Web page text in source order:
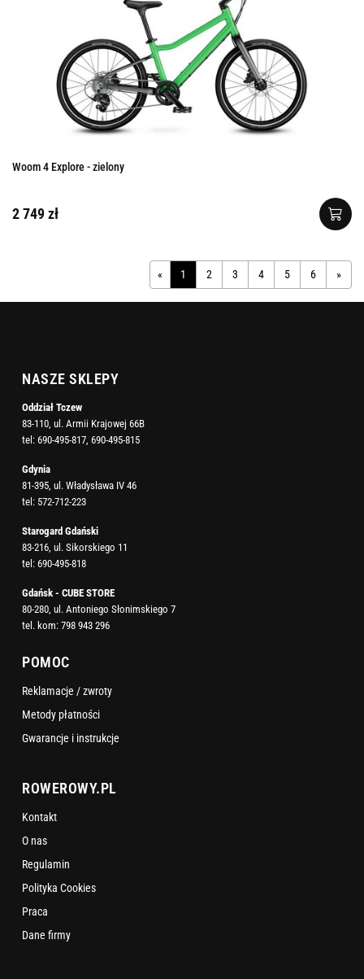
Woom 4 Explore - zielony
2 749 zł
« 1 2 3 4 5 6 »
NASZE SKLEPY
Oddział Tczew
83-110, ul. Armii Krajowej 66B
tel: 690-495-817, 690-495-815
Gdynia
81-395, ul. Władysława IV 46
tel: 572-712-223
Starogard Gdański
83-216, ul. Sikorskiego 11
tel: 690-495-818
Gdańsk - CUBE STORE
80-280, ul. Antoniego Słonimskiego 7
tel. kom: 798 943 296
POMOC
Reklamacje / zwroty
Metody płatności
Gwarancje i instrukcje
ROWEROWY.PL
Kontakt
O nas
Regulamin
Polityka Cookies
Praca
Dane firmy